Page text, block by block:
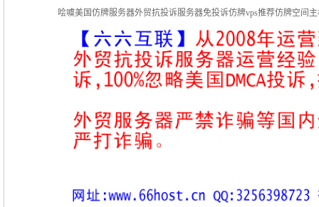
哙噳美国仿牌服务器外贸抗投诉服务器免投诉仿牌vps推荐仿牌空间